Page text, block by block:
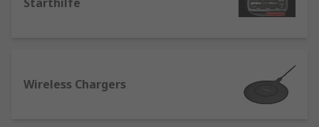
sie aufgeladen wurde. Ein ordentliches
Wireless Chargers